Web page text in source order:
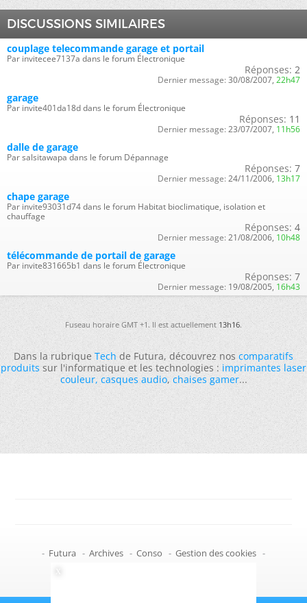
DISCUSSIONS SIMILAIRES
couplage telecommande garage et portail
Par invitecee7137a dans le forum Électronique
Réponses: 2
Dernier message: 30/08/2007, 22h47
garage
Par invite401da18d dans le forum Électronique
Réponses: 11
Dernier message: 23/07/2007, 11h56
dalle de garage
Par salsitawapa dans le forum Dépannage
Réponses: 7
Dernier message: 24/11/2006, 13h17
chape garage
Par invite93031d74 dans le forum Habitat bioclimatique, isolation et
chauffage
Réponses: 4
Dernier message: 21/08/2006, 10h48
télécommande de portail de garage
Par invite831665b1 dans le forum Électronique
Réponses: 7
Dernier message: 19/08/2005, 16h43
Fuseau horaire GMT +1. Il est actuellement13h16.
Dans la rubriqueTechde Futura, découvrez noscomparatifs
produitssur l'informatique et les technologies :imprimantes laser
couleur,casques audio,chaises gamer...
- Futura - Archives - Conso - Gestion des cookies -